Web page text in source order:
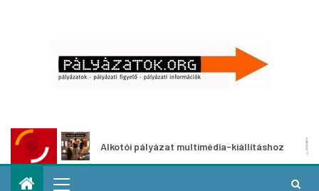
Alkotói pályázat multimédia-kiállításhoz